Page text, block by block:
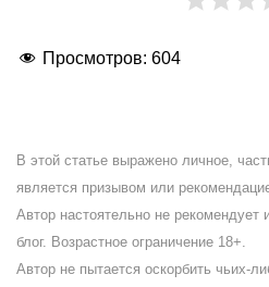
Просмотров: 604
В этой статье выражено личное,
является призывом или
Автор настоятельно не рекомендует
блог. Возрастное ограничение 18+.
Автор не пытается оскорбить чьих-